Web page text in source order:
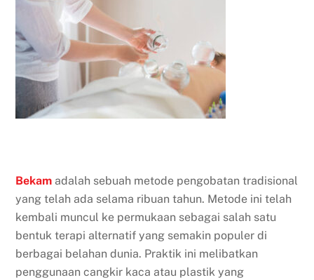
Bekam adalah sebuah metode pengobatan tradisional
yang telah ada selama ribuan tahun. Metode ini telah
kembali muncul ke permukaan sebagai salah satu
bentuk terapi alternatif yang semakin populer di
berbagai belahan dunia. Praktik ini melibatkan
penggunaan cangkir kaca atau plastik yang